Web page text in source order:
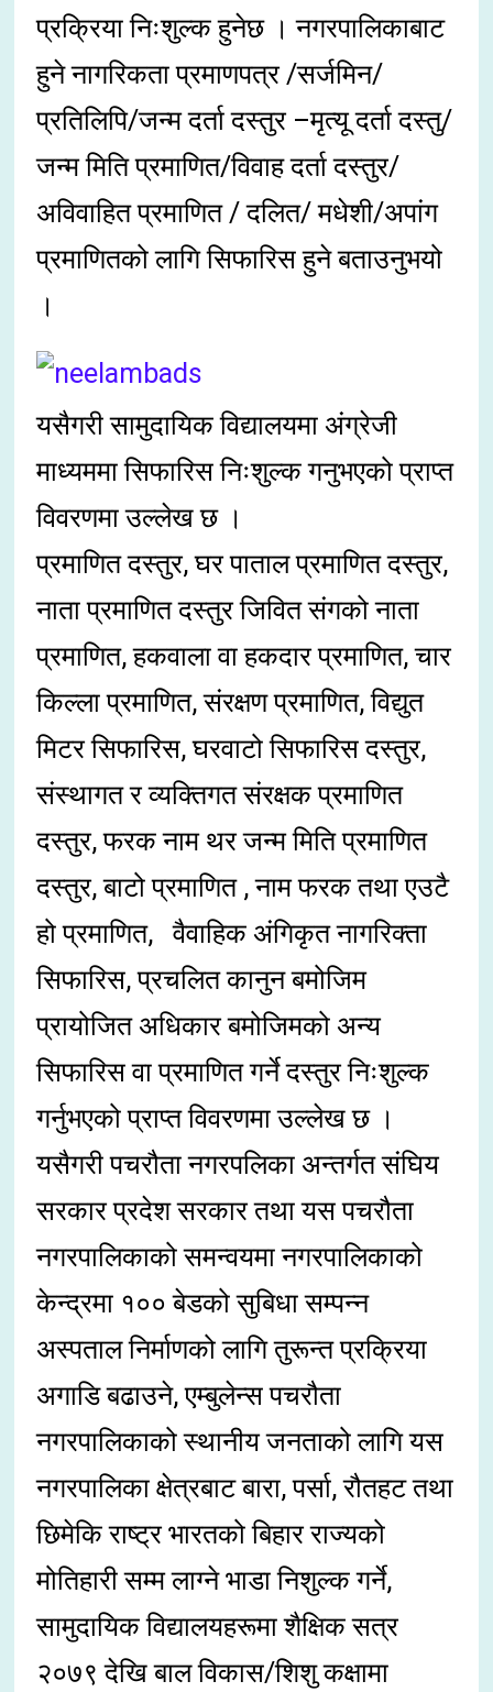
प्रक्रिया निःशुल्क हुनेछ । नगरपालिकाबाट
हुने नागरिकता प्रमाणपत्र /सर्जमिन/
प्रतिलिपि/जन्म दर्ता दस्तुर –मृत्यू दर्ता दस्तु/
जन्म मिति प्रमाणित/विवाह दर्ता दस्तुर/
अविवाहित प्रमाणित / दलित/ मधेशी/अपांग
प्रमाणितको लागि सिफारिस हुने बताउनुभयो
।
यसैगरी सामुदायिक विद्यालयमा अंग्रेजी
माध्यममा सिफारिस निःशुल्क गनुभएको प्राप्त
विवरणमा उल्लेख छ ।
प्रमाणित दस्तुर, घर पाताल प्रमाणित दस्तुर,
नाता प्रमाणित दस्तुर जिवित संगको नाता
प्रमाणित, हकवाला वा हकदार प्रमाणित, चार
किल्ला प्रमाणित, संरक्षण प्रमाणित, विद्युत
मिटर सिफारिस, घरवाटो सिफारिस दस्तुर,
संस्थागत र व्यक्तिगत संरक्षक प्रमाणित
दस्तुर, फरक नाम थर जन्म मिति प्रमाणित
दस्तुर, बाटो प्रमाणित , नाम फरक तथा एउटै
हो प्रमाणित, वैवाहिक अंगिकृत नागरिक्ता
सिफारिस, प्रचलित कानुन बमोजिम
प्रायोजित अधिकार बमोजिमको अन्य
सिफारिस वा प्रमाणित गर्ने दस्तुर निःशुल्क
गर्नुभएको प्राप्त विवरणमा उल्लेख छ ।
यसैगरी पचरौता नगरपलिका अन्तर्गत संघिय
सरकार प्रदेश सरकार तथा यस पचरौता
नगरपालिकाको समन्वयमा नगरपालिकाको
केन्द्रमा १०० बेडको सुबिधा सम्पन्न
अस्पताल निर्माणको लागि तुरून्त प्रक्रिया
अगाडि बढाउने, एम्बुलेन्स पचरौता
नगरपालिकाको स्थानीय जनताको लागि यस
नगरपालिका क्षेत्रबाट बारा, पर्सा, रौतहट तथा
छिमेकि राष्ट्र भारतको बिहार राज्यको
मोतिहारी सम्म लाग्ने भाडा निशुल्क गर्ने,
सामुदायिक विद्यालयहरूमा शैक्षिक सत्र
२०७९ देखि बाल विकास/शिशु कक्षामा